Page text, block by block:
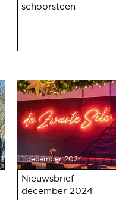
schoorsteen
1 december 2024
Nieuwsbrief
december 2024